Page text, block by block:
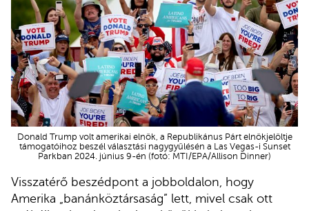
Donald Trump volt amerikai elnök, a Republikánus Párt elnökjelöltje
támogatóihoz beszél választási nagygyűlésén a Las Vegas-i Sunset
Parkban 2024. június 9-én (fotó: MTI/EPA/Allison Dinner)
Visszatérő beszédpont a jobboldalon, hogy
Amerika „banánköztársaság” lett, mivel csak ott